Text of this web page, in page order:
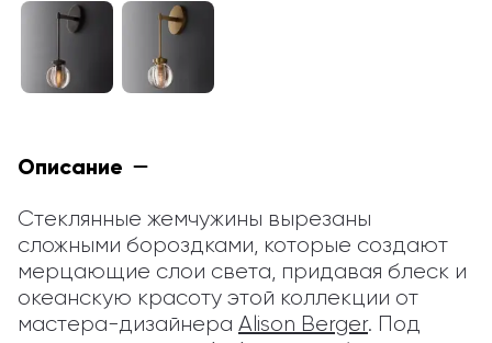
Описание
Стеклянные жемчужины вырезаны
сложными бороздками, которые создают
мерцающие слои света, придавая блеск и
океанскую красоту этой коллекции от
мастера-дизайнера Alison Berger. Под